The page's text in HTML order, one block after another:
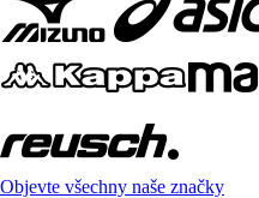
Objevte všechny naše značky